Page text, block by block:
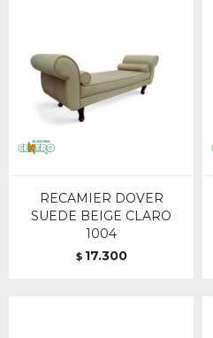
RECAMIER DOVER
SUEDE BEIGE CLARO
1004
$ 17.300